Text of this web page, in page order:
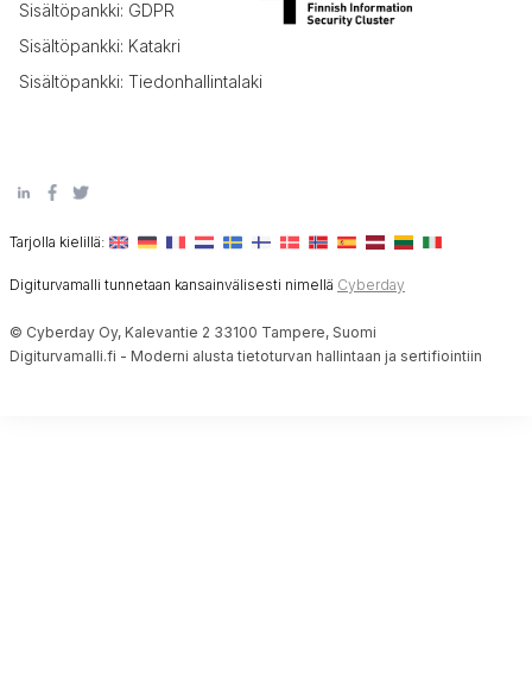
Sisältöpankki: GDPR
Sisältöpankki: Katakri
Sisältöpankki: Tiedonhallintalaki
Tarjolla kielillä:
Digiturvamalli tunnetaan kansainvälisesti nimellä Cyberday
© Cyberday Oy, Kalevantie 2 33100 Tampere, Suomi
Digiturvamalli.fi - Moderni alusta tietoturvan hallintaan ja sertifiointiin